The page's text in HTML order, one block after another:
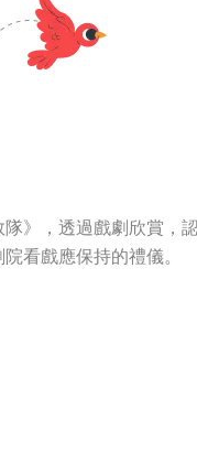
》，透過戲劇欣賞，
看戲應保持的禮儀。